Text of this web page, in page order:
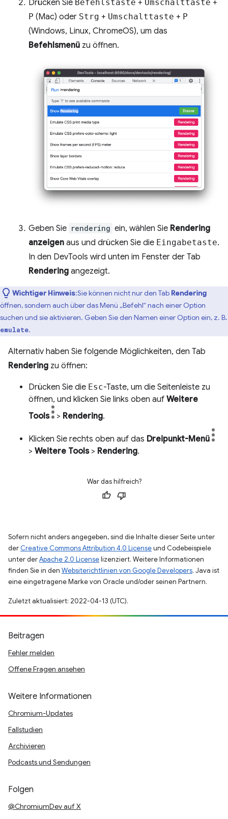
Drücken Sie Befehlstaste + Umschalttaste +
P (Mac) oder Strg + Umschalttaste + P
(Windows, Linux, ChromeOS), um das
Befehlsmenü zu öffnen.
Geben Sie rendering ein, wählen Sie Rendering
anzeigen aus und drücken Sie die Eingabetaste.
In den DevTools wird unten im Fenster der Tab
Rendering angezeigt.
Wichtiger Hinweis:Sie können nicht nur den Tab Rendering
öffnen, sondern auch über das Menü „Befehl“ nach einer Option
suchen und sie aktivieren. Geben Sie den Namen einer Option ein, z. B.
emulate.
Alternativ haben Sie folgende Möglichkeiten, den Tab
Rendering zu öffnen:
Drücken Sie die Esc-Taste, um die Seitenleiste zu
öffnen, und klicken Sie links oben auf Weitere
Tools
> Rendering.
Klicken Sie rechts oben auf das Dreipunkt-Menü
> Weitere Tools> Rendering.
War das hilfreich?
Sofern nicht anders angegeben, sind die Inhalte dieser Seite unter
der Creative Commons Attribution 4.0 Licenseund Codebeispiele
unter derApache 2.0 Licenselizenziert. Weitere Informationen
finden Sie in den Websiterichtlinien von Google Developers. Java ist
eine eingetragene Marke von Oracle und/oder seinen Partnern.
Zuletzt aktualisiert: 2022-04-13 (UTC).
Beitragen
Fehler melden
Offene Fragen ansehen
Weitere Informationen
Chromium-Updates
Fallstudien
Archivieren
Podcasts und Sendungen
Folgen
@ChromiumDev auf X